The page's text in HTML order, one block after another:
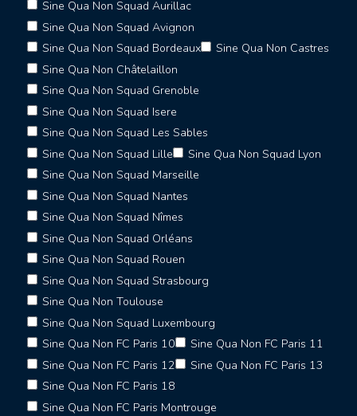
Sine Qua Non Squad Aurillac
Sine Qua Non Squad Avignon
Sine Qua Non Squad Bordeaux
Sine Qua Non Castres
Sine Qua Non Châtelaillon
Sine Qua Non Squad Grenoble
Sine Qua Non Squad Isere
Sine Qua Non Squad Les Sables
Sine Qua Non Squad Lille
Sine Qua Non Squad Lyon
Sine Qua Non Squad Marseille
Sine Qua Non Squad Nantes
Sine Qua Non Squad Nîmes
Sine Qua Non Squad Orléans
Sine Qua Non Squad Rouen
Sine Qua Non Squad Strasbourg
Sine Qua Non Toulouse
Sine Qua Non Squad Luxembourg
Sine Qua Non FC Paris 10
Sine Qua Non FC Paris 11
Sine Qua Non FC Paris 12
Sine Qua Non FC Paris 13
Sine Qua Non FC Paris 18
Sine Qua Non FC Paris Montrouge